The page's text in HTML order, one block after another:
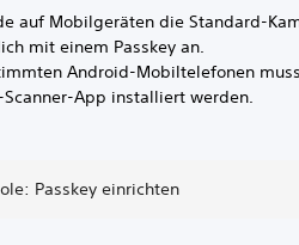
auf Mobilgeräten die Standard-
mit einem Passkey an.
Android-Mobiltelefonen
Scanner-App installiert werden.
Passkey einrichten